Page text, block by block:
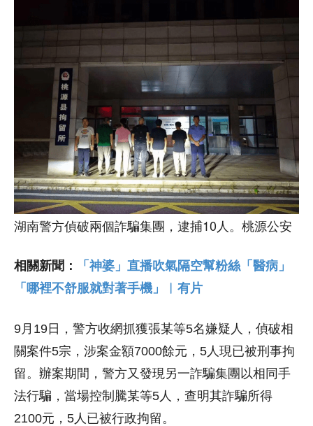
湖南警方偵破兩個詐騙集團，逮捕10人。桃源公安
相關新聞：
「神婆」直播吹氣隔空幫粉絲「醫病」
「哪裡不舒服就對著手機」︱有片
9月19日，警方收網抓獲張某等5名嫌疑人，偵破相
關案件5宗，涉案金額7000餘元，5人現已被刑事拘
留。辦案期間，警方又發現另一詐騙集團以相同手
法行騙，當場控制騰某等5人，查明其詐騙所得
2100元，5人已被行政拘留。